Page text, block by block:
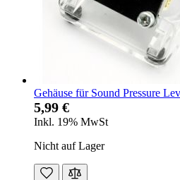
Gehäuse für Sound Pressure
5,99 €
Inkl. 19% MwSt
Nicht auf Lager